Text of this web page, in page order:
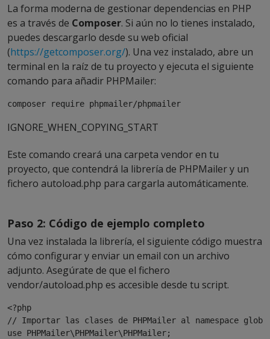
La forma moderna de gestionar dependencias en PHP
es a través de Composer. Si aún no lo tienes instalado,
puedes descargarlo desde su web oficial
(https://getcomposer.org/). Una vez instalado, abre un
terminal en la raíz de tu proyecto y ejecuta el siguiente
comando para añadir PHPMailer:
composer require phpmailer/phpmailer
IGNORE_WHEN_COPYING_START
Este comando creará una carpeta vendoren tu
proyecto, que contendrá la librería de PHPMailer y un
fichero autoload.php para cargarla automáticamente.
Paso 2: Código de ejemplo completo
Una vez instalada la librería, el siguiente código muestra
cómo configurar y enviar un email con un archivo
adjunto. Asegúrate de que el fichero
vendor/autoload.php es accesible desde tu script.
<?php
// Importar las clases de PHPMailer al namespace
use PHPMailer\PHPMailer\PHPMailer;